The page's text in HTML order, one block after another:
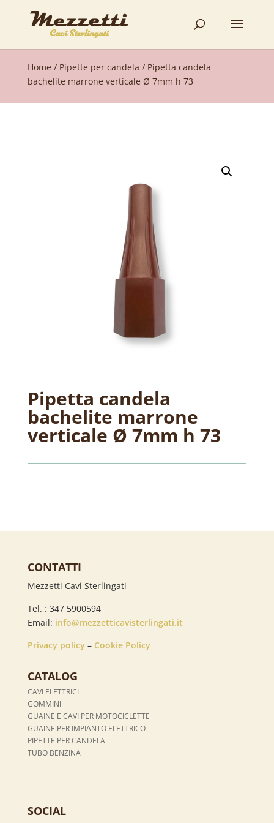
Home / Pipette per candela / Pipetta candela
bachelite marrone verticale Ø 7mm h 73
Pipetta candela
bachelite marrone
verticale Ø 7mm h 73
CONTATTI
Mezzetti Cavi Sterlingati
Tel. : 347 5900594
Email: info@mezzetticavisterlingati.it
Privacy policy– Cookie Policy
CATALOG
CAVI ELETTRICI
GOMMINI
GUAINE E CAVI PER MOTOCICLETTE
GUAINE PER IMPIANTO ELETTRICO
PIPETTE PER CANDELA
TUBO BENZINA
SOCIAL